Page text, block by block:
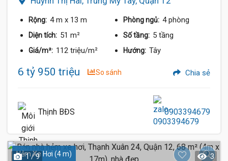
Rộng: 4 m x 13 m Phòng ngủ: 4 phòng
Diện tích: 51 m² Số tầng: 5 tầng
Giá/m²: 112 triệu/m² Hướng: Tây
6 tỷ 950 triệu So sánh Chia sẻ
Thịnh BĐS 0903394679
Hẻm Xe Hơi (4 m)
1 / 9 3